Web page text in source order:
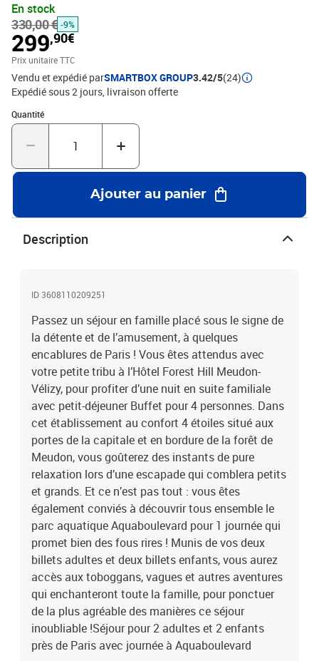
pour 4 personnes. Dans cet établissement au confort 4 étoiles
situé aux portes de la capitale et en bordure de la forêt de Meudon,
vous goûterez des instants de pure relaxation lors d’une escapade
qui comblera petits et grands. Et ce n’est pas tout : vous êtes
également conviés à découvrir tous ensemble le parc aquatique
Aquaboulevard pour 1 journée qui promet bien des fous rires !
Munis de vos deux billets adultes et deux billets enfants, vous
aurez accès aux toboggans, vagues et autres aventures qui
enchanteront toute la famille, pour ponctuer de la plus agréable
des manières ce séjour inoubliable !Séjour pour 2 adultes et 2
En stock
330,00 € -9%
299,90€
Prix unitaire TTC
Vendu et expédié parSMARTBOX GROUP3.42/5(24)
Expédié sous 2 jours livraison offerte
Quantité
Quantité : 1
Ajouter au panier
Description
ID 3608110209251
Passez un séjour en famille placé sous le signe de
la détente et de l’amusement, à quelques
encablures de Paris ! Vous êtes attendus avec
votre petite tribu à l’Hôtel Forest Hill Meudon-
Vélizy, pour profiter d’une nuit en suite familiale
avec petit-déjeuner Buffet pour 4 personnes. Dans
cet établissement au confort 4 étoiles situé aux
portes de la capitale et en bordure de la forêt de
Meudon, vous goûterez des instants de pure
relaxation lors d’une escapade qui comblera petits
et grands. Et ce n’est pas tout : vous êtes
également conviés à découvrir tous ensemble le
parc aquatique Aquaboulevard pour 1 journée qui
promet bien des fous rires ! Munis de vos deux
billets adultes et deux billets enfants, vous aurez
accès aux toboggans, vagues et autres aventures
qui enchanteront toute la famille, pour ponctuer
de la plus agréable des manières ce séjour
inoubliable !Séjour pour 2 adultes et 2 enfants
près de Paris avec journée à Aquaboulevard